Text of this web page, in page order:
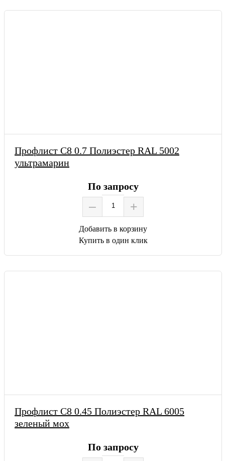
Профлист С8 0.7 Полиэстер RAL 5002
ультрамарин
По запросу
– +
Добавить в корзину
Купить в один клик
Профлист С8 0.45 Полиэстер RAL 6005
зеленый мох
По запросу